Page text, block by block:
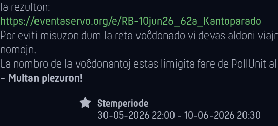
la rezulton:
https://eventaservo.org/e/RB-10jun26_62a_Kantoparado
Por eviti misuzon dum la reta voĉdonado vi devas aldoni
nomojn.
La nombro de la voĉdonantoj estas limigita fare de PollUnit
- Multan plezuron!
Stemperiode
30-05-2026 22:00 - 10-06-2026 20:30